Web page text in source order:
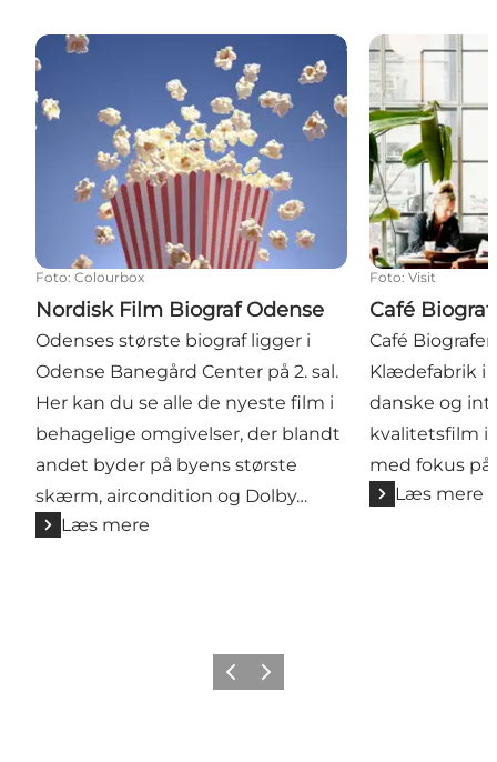
Nordisk Film Biograf Odense
Foto: Colourbox
Nordisk Film Biograf Odense
Odenses største biograf ligger i
Odense Banegård Center på 2. sal.
Her kan du se alle de nyeste film i
behagelige omgivelser, der blandt
andet byder på byens største
skærm, aircondition og Dolby…
Læs mere
Café
Foto: Visit
Café
Café
Klædefabrik i
danske og
kvalitetsfilm i
med fokus
Læs mere
ForrigeNæste